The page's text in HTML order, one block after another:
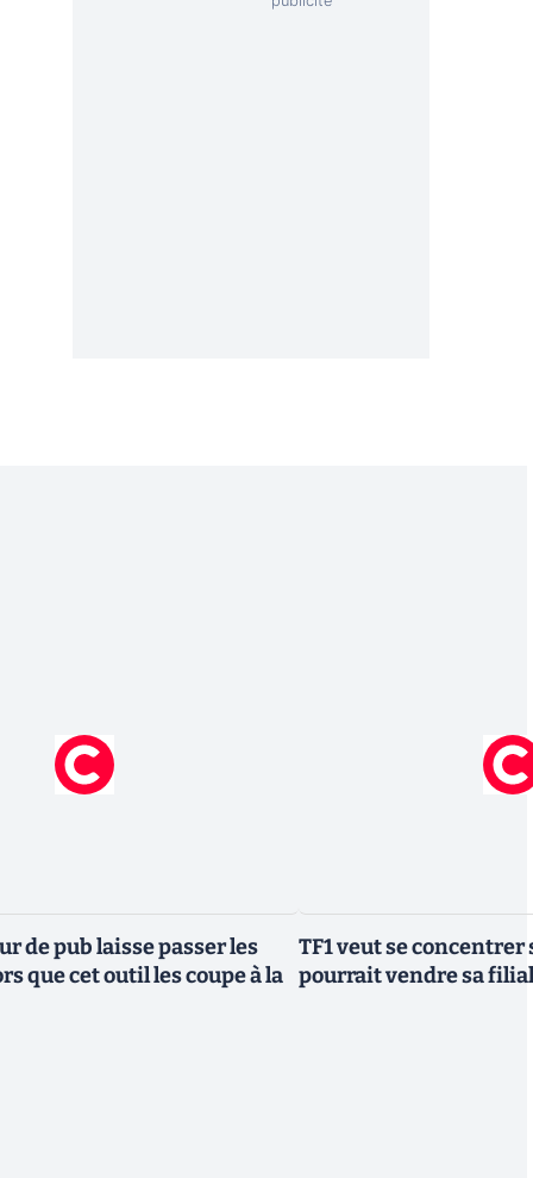
de pub laisse passer les
que cet outil les coupe à la
TF1 veut se
pourrait vendre sa